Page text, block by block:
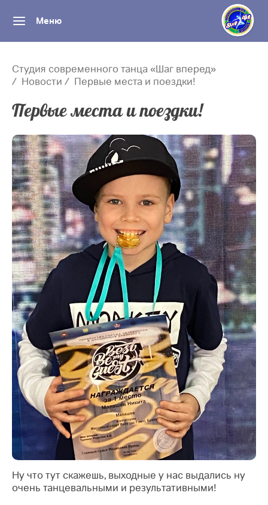
Меню
Студия современного танца «Шаг вперед»
Новости
Первые места и поездки!
Первые места и поездки!
Ну что тут скажешь, выходные у нас выдались ну
очень танцевальными и результативными!